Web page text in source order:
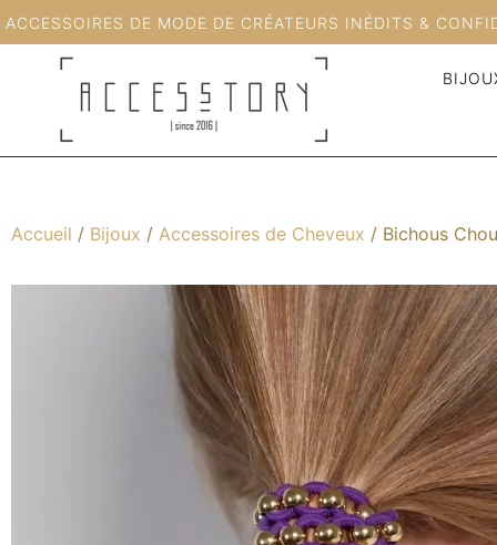
ACCESSOIRES DE MODE DE CRÉATEURS INÉDITS &
Accueil / Bijoux / Accessoires de Cheveux / Bichous